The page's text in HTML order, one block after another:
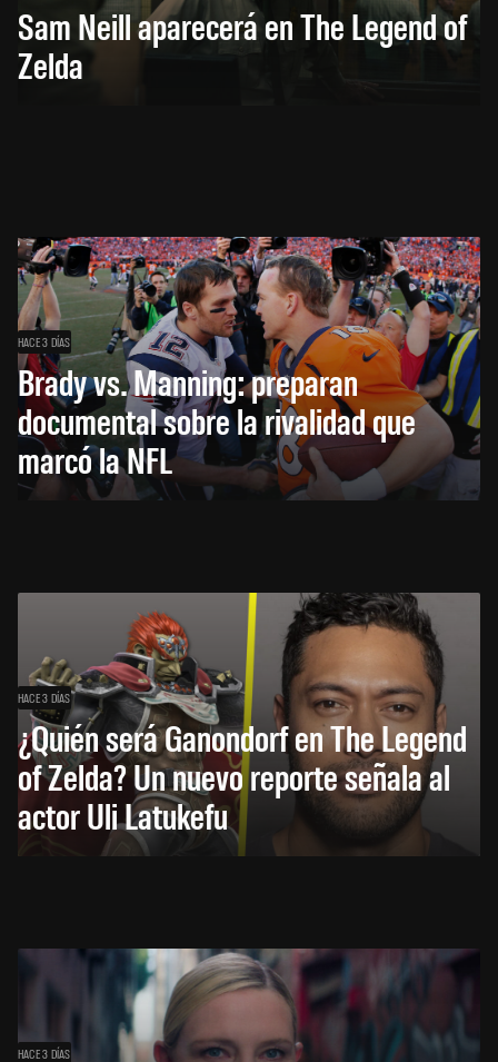
Sam Neill aparecerá en The Legend of
Zelda
HACE 3 DÍAS
Brady vs. Manning: preparan
documental sobre la rivalidad que
marcó la NFL
HACE 3 DÍAS
¿Quién será Ganondorf en The Legend
of Zelda? Un nuevo reporte señala al
actor Uli Latukefu
HACE 3 DÍAS